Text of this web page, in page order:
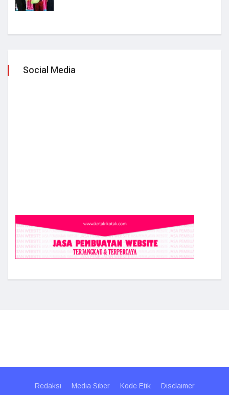
Social Media
Redaksi Media Siber Kode Etik Disclaimer